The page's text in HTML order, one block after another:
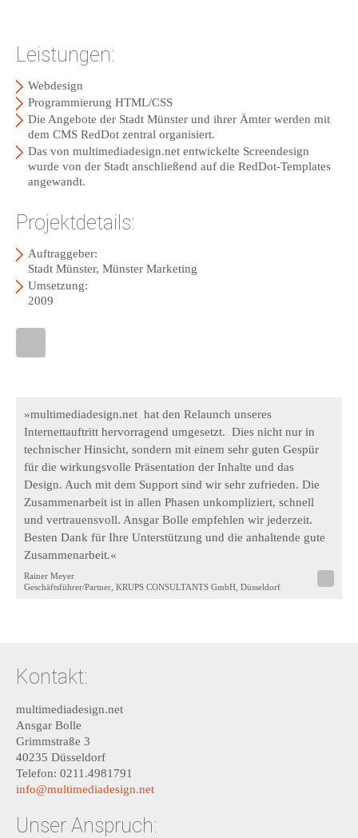
Leistungen:
Webdesign
Programmierung HTML/CSS
Die Angebote der Stadt Münster und ihrer Ämter werden mit
dem CMS RedDot zentral organisiert.
Das von multimediadesign.net entwickelte Screendesign
wurde von der Stadt anschließend auf die RedDot-Templates
angewandt.
Projektdetails:
Auftraggeber:
Stadt Münster, Münster Marketing
Umsetzung:
2009
»multimediadesign.net hat den Relaunch unseres
Internettauftritt hervorragend umgesetzt. Dies nicht nur in
technischer Hinsicht, sondern mit einem sehr guten Gespür
für die wirkungsvolle Präsentation der Inhalte und das
Design. Auch mit dem Support sind wir sehr zufrieden. Die
Zusammenarbeit ist in allen Phasen unkompliziert, schnell
und vertrauensvoll. Ansgar Bolle empfehlen wir jederzeit.
Besten Dank für Ihre Unterstützung und die anhaltende gute
Zusammenarbeit.«
Rainer Meyer
Geschäftsführer/Partner, KRUPS CONSULTANTS GmbH, Düsseldorf
Kontakt:
multimediadesign.net
Ansgar Bolle
Grimmstraße 3
40235 Düsseldorf
Telefon: 0211.4981791
info@multimediadesign.net
Unser Anspruch: